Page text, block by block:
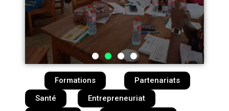
Formations
Partenariats
Santé
Entrepreneuriat